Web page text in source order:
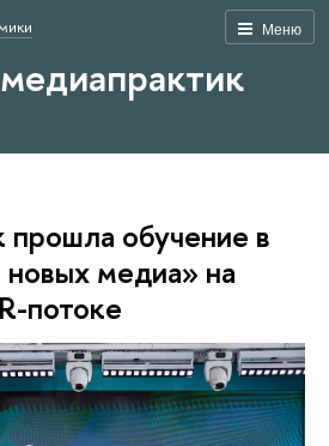
Меню
обучение в
медиа» на
потоке